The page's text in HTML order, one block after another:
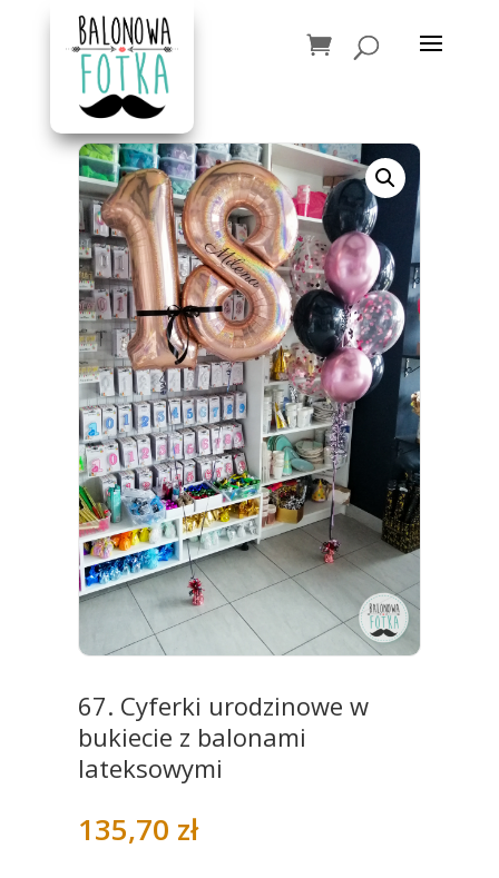
67. Cyferki urodzinowe w
bukiecie z balonami
lateksowymi
135,70 zł